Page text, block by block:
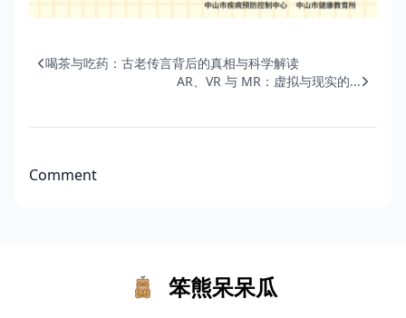
喝茶与吃药：古老传言背后的真相与科学解读
AR、VR 与 MR：虚拟与现实的...
Comment
笨熊呆呆瓜